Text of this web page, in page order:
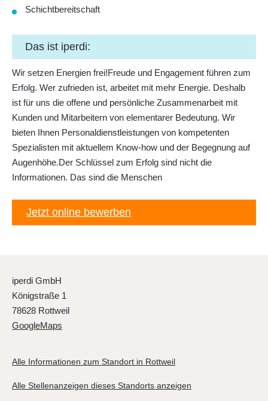
Schichtbereitschaft
Das ist iperdi:
Wir setzen Energien frei!Freude und Engagement führen zum
Erfolg. Wer zufrieden ist, arbeitet mit mehr Energie. Deshalb
ist für uns die offene und persönliche Zusammenarbeit mit
Kunden und Mitarbeitern von elementarer Bedeutung. Wir
bieten Ihnen Personaldienstleistungen von kompetenten
Spezialisten mit aktuellem Know-how und der Begegnung auf
Augenhöhe.Der Schlüssel zum Erfolg sind nicht die
Informationen. Das sind die Menschen
Jetzt online bewerben
iperdi GmbH
Königstraße 1
78628 Rottweil
GoogleMaps
Alle Informationen zum Standort in Rottweil
Alle Stellenanzeigen dieses Standorts anzeigen